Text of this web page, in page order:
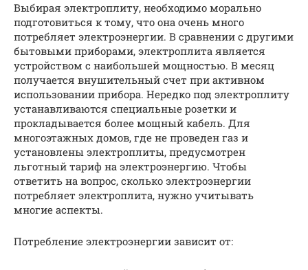
Выбирая электроплиту, необходимо морально
подготовиться к тому, что она очень много
потребляет электроэнергии. В сравнении с другими
бытовыми приборами, электроплита является
устройством с наибольшей мощностью. В месяц
получается внушительный счет при активном
использовании прибора. Нередко под электроплиту
устанавливаются специальные розетки и
прокладывается более мощный кабель. Для
многоэтажных домов, где не проведен газ и
установлены электроплиты, предусмотрен
льготный тариф на электроэнергию. Чтобы
ответить на вопрос, сколько электроэнергии
потребляет электроплита, нужно учитывать
многие аспекты.
Потребление электроэнергии зависит от: